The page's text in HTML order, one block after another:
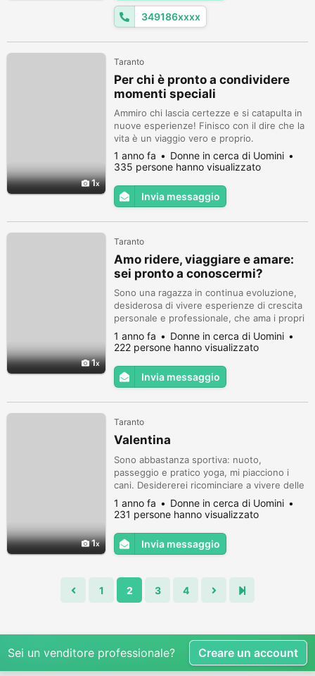
per il periodo invernale. Non P...
349186xxxx
1
Taranto
Per chi è pronto a condividere
momenti speciali
Ammiro chi lascia certezze e si catapulta in
nuove esperienze! Finisco con il dire che la
vita è un viaggio vero e proprio.
1 anno fa
Donne in cerca di Uomini
335 persone hanno visualizzato
Invia messaggio
1
Taranto
Amo ridere, viaggiare e amare:
sei pronto a conoscermi?
Sono una ragazza in continua evoluzione,
desiderosa di vivere esperienze di crescita
personale e professionale, che ama i propri
spazi e tempi.
1 anno fa
Donne in cerca di Uomini
222 persone hanno visualizzato
Invia messaggio
1
Taranto
Valentina
Sono abbastanza sportiva: nuoto,
passeggio e pratico yoga, mi piacciono i
cani. Desidererei ricominciare a vivere delle
emozioni sincere che mi facciano battere il
cuore e vivere serenamente il mio futuro.
1 anno fa
Donne in cerca di Uomini
231 persone hanno visualizzato
Invia messaggio
1 2 3 4
Sei un venditore professionale? Creare un account